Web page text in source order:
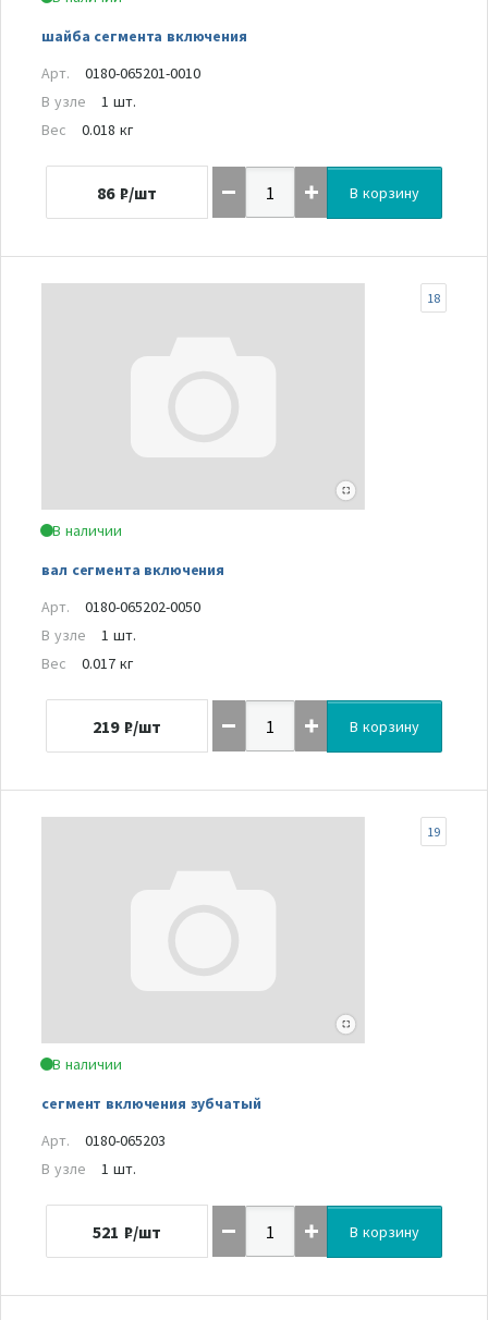
шайба сегмента включения
Арт.
0180-065201-0010
В узле
1 шт.
Вес
0.018 кг
86 ₽/шт В корзину
В наличии
вал сегмента включения
18
Арт.
0180-065202-0050
В узле
1 шт.
Вес
0.017 кг
219 ₽/шт В корзину
В наличии
сегмент включения зубчатый
19
Арт.
0180-065203
В узле
1 шт.
521 ₽/шт В корзину